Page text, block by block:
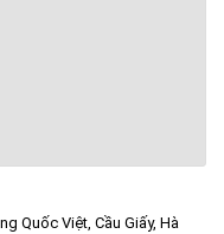
Quốc Việt, Cầu Giấy, Hà